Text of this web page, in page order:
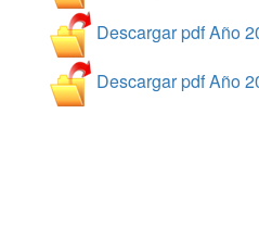
Descargar pdf Año
Descargar pdf Año